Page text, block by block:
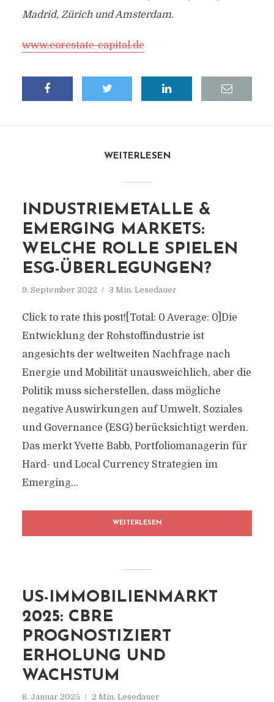
Madrid, Zürich und Amsterdam.
www.corestate-capital.de
WEITERLESEN
INDUSTRIEMETALLE &
EMERGING MARKETS:
WELCHE ROLLE SPIELEN
ESG-ÜBERLEGUNGEN?
9. September 2022 3 Min. Lesedauer
Click to rate this post![Total: 0 Average: 0]Die
Entwicklung der Rohstoffindustrie ist
angesichts der weltweiten Nachfrage nach
Energie und Mobilität unausweichlich, aber die
Politik muss sicherstellen, dass mögliche
negative Auswirkungen auf Umwelt, Soziales
und Governance (ESG) berücksichtigt werden.
Das merkt Yvette Babb, Portfoliomanagerin für
Hard- und Local Currency Strategien im
Emerging...
WEITERLESEN
US-IMMOBILIENMARKT
2025: CBRE
PROGNOSTIZIERT
ERHOLUNG UND
WACHSTUM
8. Januar 2025 2 Min. Lesedauer